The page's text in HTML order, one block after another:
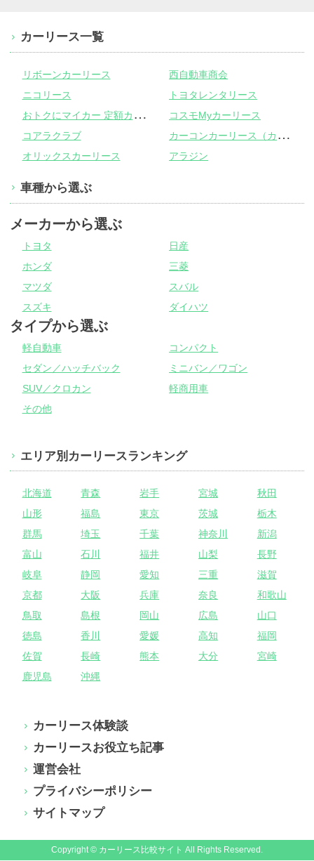
カーリース一覧
リボーンカーリース
西自動車商会
ニコリース
トヨタレンタリース
お
トクにマイカー 定額カルモくん
コスモMyカーリース
コアラクラブ
カ
ーコンカーリース（カーコンビニ倶楽部）
オリックスカーリース アラジン
車種から選ぶ
メーカーから選ぶ
トヨタ
日産
ホンダ
三菱
マツダ
スバル
スズキ
ダイハツ
タイプから選ぶ
軽自動車
コンパクト
セダン／ハッチバック
ミニバン／ワゴン
SUV／クロカン
軽商用車
その他
エリア別カーリースランキング
北海道 青森 岩手 宮城
秋田
山形
福島 東京 茨城
栃木
群馬
埼玉 千葉 神奈川
新潟
富山
石川 福井 山梨
長野
岐阜
静岡 愛知 三重
滋賀
京都
大阪 兵庫 奈良
和歌山
鳥取
島根 岡山 広島
山口
徳島
香川 愛媛 高知
福岡
佐賀
長崎 熊本 大分
宮崎
鹿児島
沖縄
カーリース体験談
カーリースお役立ち記事
運営会社
プライバシーポリシー
サイトマップ
Copyright © カーリース比較サイト All Rights Reserved.